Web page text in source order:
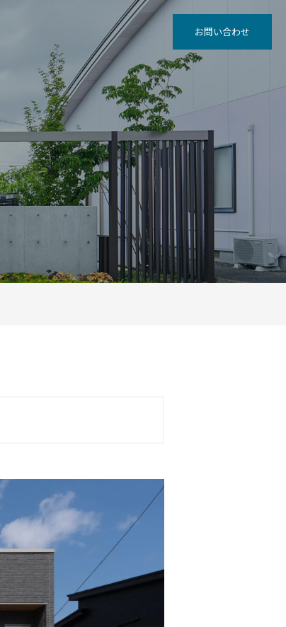
お問い合わせ